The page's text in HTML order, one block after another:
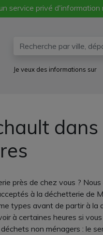
service privé
Je veux des informations sur
près de chez vous ?
à la déchetterie de
types avant de partir à
à certaines heures si
non ménagers : le